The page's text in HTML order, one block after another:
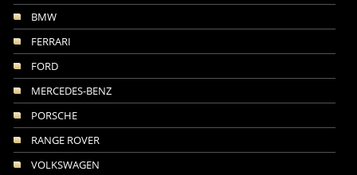
BMW
FERRARI
FORD
MERCEDES-BENZ
PORSCHE
RANGE ROVER
VOLKSWAGEN